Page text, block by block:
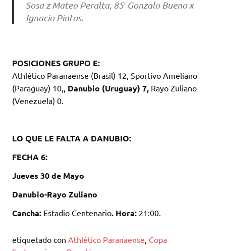
Sosa z Mateo Peralta, 85′ Gonzalo Bueno x
Ignacio Pintos.
POSICIONES GRUPO E:
Athlético Paranaense (Brasil) 12, Sportivo Ameliano
(Paraguay) 10,, Danubio (Uruguay) 7, Rayo Zuliano
(Venezuela) 0.
LO QUE LE FALTA A DANUBIO:
FECHA 6:
Jueves 30 de Mayo
Danubio-Rayo Zuliano
Cancha: Estadio Centenario. Hora: 21:00.
etiquetado con Athlético Paranaense Copa